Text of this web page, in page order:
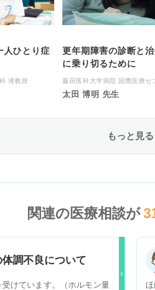
人ひとり症
准教授
更年期障害の診断と
に乗り切るために
藤田医科大学病院 国際医療セ
太田 博明 先生
もっと見る
関連の医療相談が
調不良について
けています。（ホルモン量